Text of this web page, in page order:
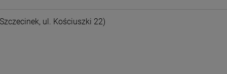
ul. Kościuszki 22)